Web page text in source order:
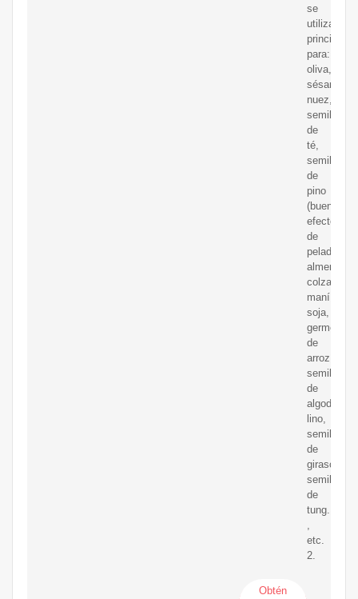
se
utiliza
para:
oliva,
sésamo,
nuez,
semillas
de
té,
semillas
de
pino
(buen
efecto
de
pelado),
almendras,
colza,
maní,
soja,
germen
de
arroz,
semillas
de
algodón,
lino,
semillas
de
girasol,
semillas
de
tung.
etc.
2.
Obtén